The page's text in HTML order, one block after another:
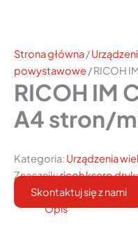
Strona główna/
powystawowe / RICOH
RICOH IM
A4 stron/
Kategoria: Urządzenia
Znacznik:ricoh ksero
Skontaktuj się z nami
Opis